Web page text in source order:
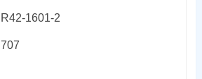
R42-1601-2
707